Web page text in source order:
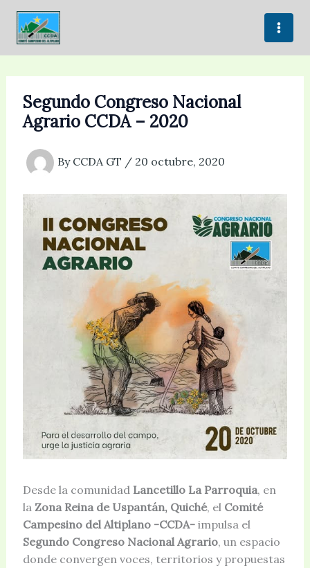
Skip
content
Segundo Congreso Nacional
Agrario CCDA – 2020
By CCDA GT / 20 octubre, 2020
Desde la comunidad Lancetillo La Parroquia, en
la Zona Reina de Uspantán, Quiché, el Comité
Campesino del Altiplano -CCDA-impulsa el
Segundo Congreso Nacional Agrario, un espacio
donde convergen voces, territorios y propuestas